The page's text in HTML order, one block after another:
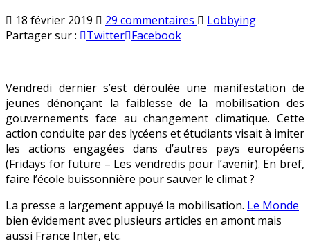
18 février 2019 29 commentaires sur
pour
le
climat
fait
un
flop
Publié
Lobbying
Partager sur :
Twitter Facebook
Vendredi dernier s’est déroulée une manifestation de
jeunes dénonçant la faiblesse de la mobilisation des
gouvernements face au changement climatique. Cette
action conduite par des lycéens et étudiants visait à imiter
les actions engagées dans d’autres pays européens
(Fridays for future – Les vendredis pour l’avenir). En bref,
faire l’école buissonnière pour sauver le climat ?
La presse a largement appuyé la mobilisation. Le Monde
bien évidement avec plusieurs articles en amont mais
aussi France Inter, etc.